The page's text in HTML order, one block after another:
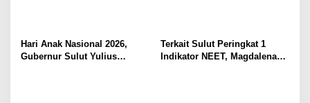
Hari Anak Nasional 2026,
Gubernur Sulut Yulius
Terkait Sulut Peringkat 1
Indikator NEET, Magdalena